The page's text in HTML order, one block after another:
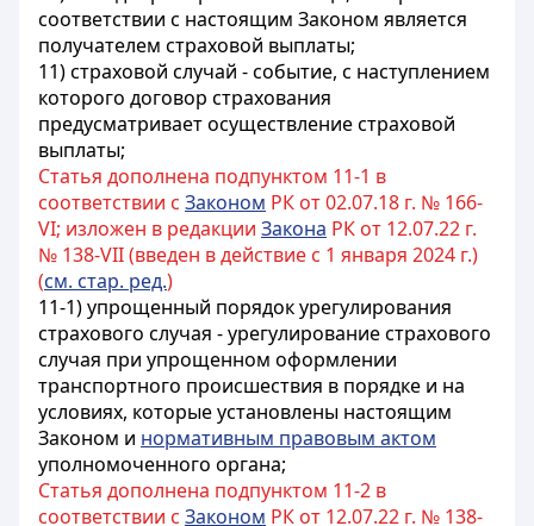
соответствии с настоящим Законом является
получателем страховой выплаты;
11) страховой случай - событие, с наступлением
которого договор страхования
предусматривает осуществление страховой
выплаты;
Статья дополнена подпунктом 11-1 в
соответствии с Законом РК от 02.07.18 г. № 166-
VI; изложен в редакции Закона РК от 12.07.22 г.
№ 138-VII (введен в действие с 1 января 2024 г.)
(см. стар. ред.)
11-1) упрощенный порядок урегулирования
страхового случая - урегулирование страхового
случая при упрощенном оформлении
транспортного происшествия в порядке и на
условиях, которые установлены настоящим
Законом и нормативным правовым актом
уполномоченного органа;
Статья дополнена подпунктом 11-2 в
соответствии с Законом РК от 12.07.22 г. № 138-